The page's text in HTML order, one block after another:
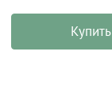
Купить